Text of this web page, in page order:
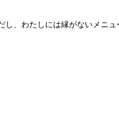
し、わたしには縁がないメニ